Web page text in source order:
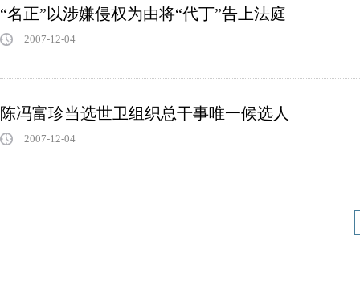
“名正”以涉嫌侵权为由将“代丁”告上法庭
2007-12-04
陈冯富珍当选世卫组织总干事唯一候选人
2007-12-04